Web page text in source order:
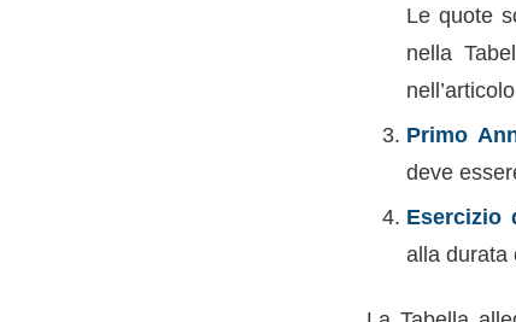
Le quote
nella
Primo
deve
Esercizio
alla durata